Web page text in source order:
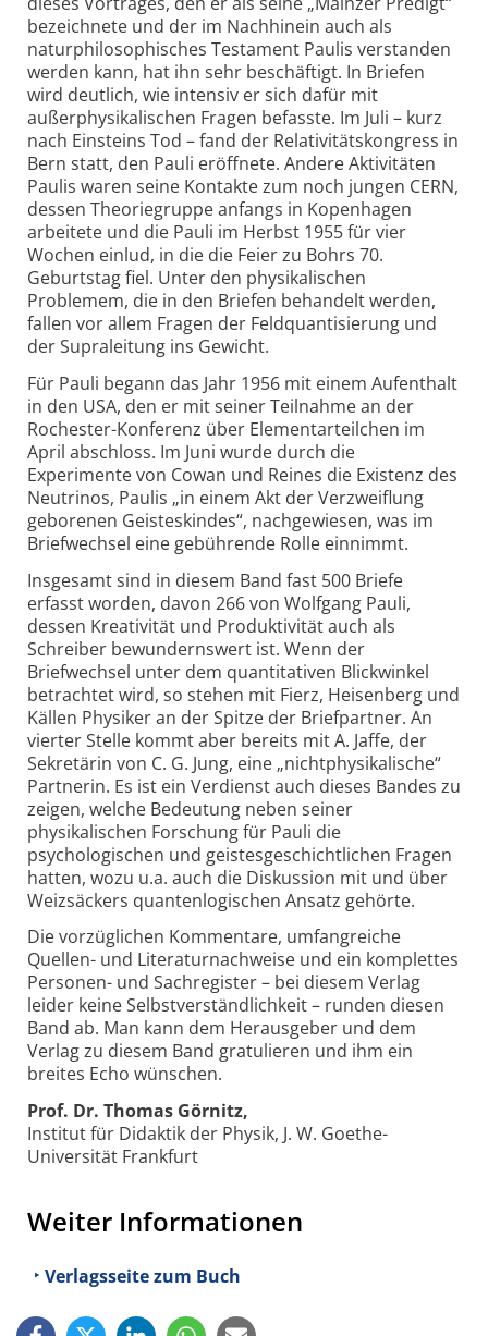
bezeichnete und der im Nachhinein auch als
naturphilosophisches Testament Paulis verstanden
werden kann, hat ihn sehr beschäftigt. In Briefen
wird deutlich, wie intensiv er sich dafür mit
außerphysikalischen Fragen befasste. Im Juli – kurz
nach Einsteins Tod – fand der Relativitätskongress in
Bern statt, den Pauli eröffnete. Andere Aktivitäten
Paulis waren seine Kontakte zum noch jungen CERN,
dessen Theoriegruppe anfangs in Kopenhagen
arbeitete und die Pauli im Herbst 1955 für vier
Wochen einlud, in die die Feier zu Bohrs 70.
Geburtstag fiel. Unter den physikalischen
Problemem, die in den Briefen behandelt werden,
fallen vor allem Fragen der Feldquantisierung und
der Supraleitung ins Gewicht.
Für Pauli begann das Jahr 1956 mit einem Aufenthalt
in den USA, den er mit seiner Teilnahme an der
Rochester-Konferenz über Elementarteilchen im
April abschloss. Im Juni wurde durch die
Experimente von Cowan und Reines die Existenz des
Neutrinos, Paulis „in einem Akt der Verzweiflung
geborenen Geisteskindes“, nachgewiesen, was im
Briefwechsel eine gebührende Rolle einnimmt.
Insgesamt sind in diesem Band fast 500 Briefe
erfasst worden, davon 266 von Wolfgang Pauli,
dessen Kreativität und Produktivität auch als
Schreiber bewundernswert ist. Wenn der
Briefwechsel unter dem quantitativen Blickwinkel
betrachtet wird, so stehen mit Fierz, Heisenberg und
Källen Physiker an der Spitze der Briefpartner. An
vierter Stelle kommt aber bereits mit A. Jaffe, der
Sekretärin von C. G. Jung, eine „nichtphysikalische“
Partnerin. Es ist ein Verdienst auch dieses Bandes zu
zeigen, welche Bedeutung neben seiner
physikalischen Forschung für Pauli die
psychologischen und geistesgeschichtlichen Fragen
hatten, wozu u.a. auch die Diskussion mit und über
Weizsäckers quantenlogischen Ansatz gehörte.
Die vorzüglichen Kommentare, umfangreiche
Quellen- und Literaturnachweise und ein komplettes
Personen- und Sachregister – bei diesem Verlag
leider keine Selbstverständlichkeit – runden diesen
Band ab. Man kann dem Herausgeber und dem
Verlag zu diesem Band gratulieren und ihm ein
breites Echo wünschen.
Prof. Dr. Thomas Görnitz,
Institut für Didaktik der Physik, J. W. Goethe-
Universität Frankfurt
Weiter Informationen
Verlagsseite zum Buch